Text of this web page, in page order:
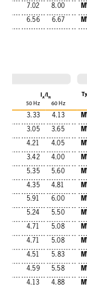
3.33 4.13
3.05
3.65
4.21
4.05
3.42
4.00
5.35
5.60
4.35
4.81
5.91
6.00
5.24
5.50
4.71
5.08
4.71
5.08
4.51
5.83
4.59
5.58
4.13
4.88
7.02
8.00
6.56
6.67
A/l N
50 Hz 60 Hz